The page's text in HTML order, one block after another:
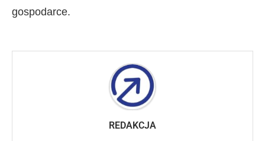
gospodarce.
REDAKCJA